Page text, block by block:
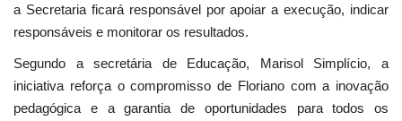
a Secretaria ficará responsável por apoiar a execução, indicar
responsáveis e monitorar os resultados.
Segundo a secretária de Educação, Marisol Simplício, a
iniciativa reforça o compromisso de Floriano com a inovação
pedagógica e a garantia de oportunidades para todos os